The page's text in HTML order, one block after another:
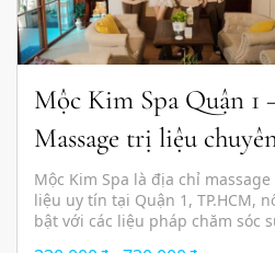
Mộc Kim Spa Quận 1
Massage trị liệu
sâu và thư giãn chuẩn
Nhật
Mộc Kim Spa là địa chỉ
liệu uy tín tại Quận 1, TP.HCM,
bật với các liệu pháp chăm sóc